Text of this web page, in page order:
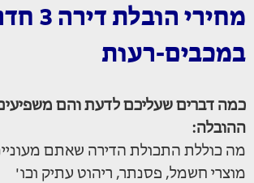
מחירי
במכבים-רעות
כמה דברים שעליכם לדעת והם
ההובלה:
מה כוללת התכולת הדירה שאתם
מוצרי חשמל, פסנתר, ריהוט עתיק וכו'